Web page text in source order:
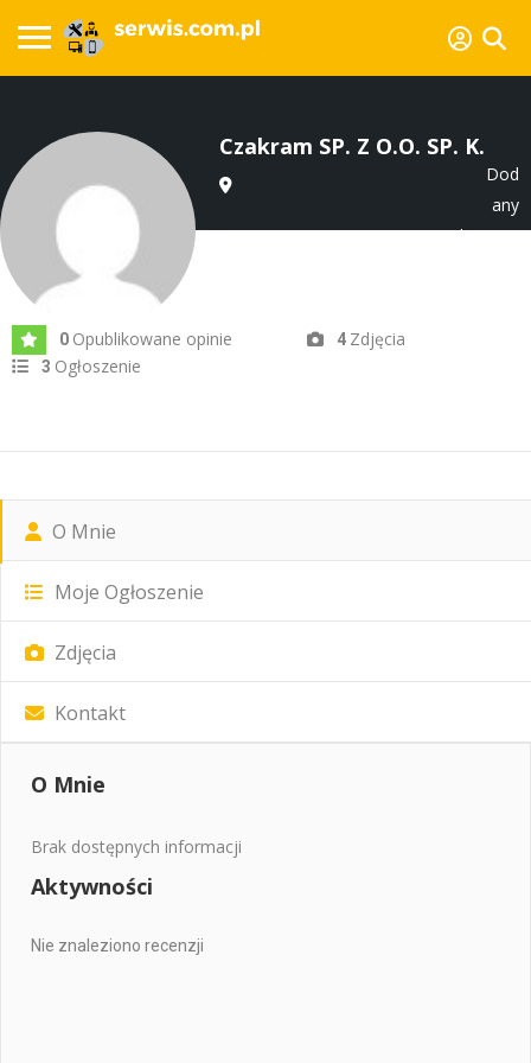
Czakram SP. Z O.O. SP. K.
Dod
any
lip 2024
0 Opublikowane opinie 4 Zdjęcia
3 Ogłoszenie
O Mnie
Moje Ogłoszenie
Zdjęcia
Kontakt
O Mnie
Brak dostępnych informacji
Aktywności
Nie znaleziono recenzji